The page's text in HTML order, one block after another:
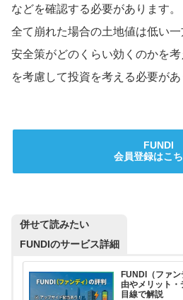
などを確認する必要があります。
全て崩れた場合の土地値は低い
安全策がどのくらい効くのかを
を考慮して投資を考える必要があ
FUNDI
会員登録はこち
併せて読みたい
FUNDIのサービス詳細
FUNDI（ファ
由やメリット
目線で解説